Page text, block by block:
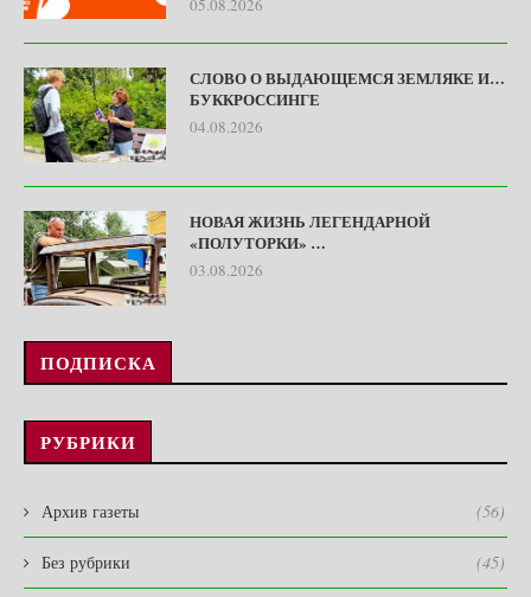
05.08.2026
СЛОВО О ВЫДАЮЩЕМСЯ ЗЕМЛЯКЕ И…
БУККРОССИНГЕ
04.08.2026
НОВАЯ ЖИЗНЬ ЛЕГЕНДАРНОЙ
«ПОЛУТОРКИ» …
03.08.2026
ПОДПИСКА
РУБРИКИ
Архив газеты (56)
Без рубрики (45)